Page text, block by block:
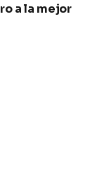
a la mejor